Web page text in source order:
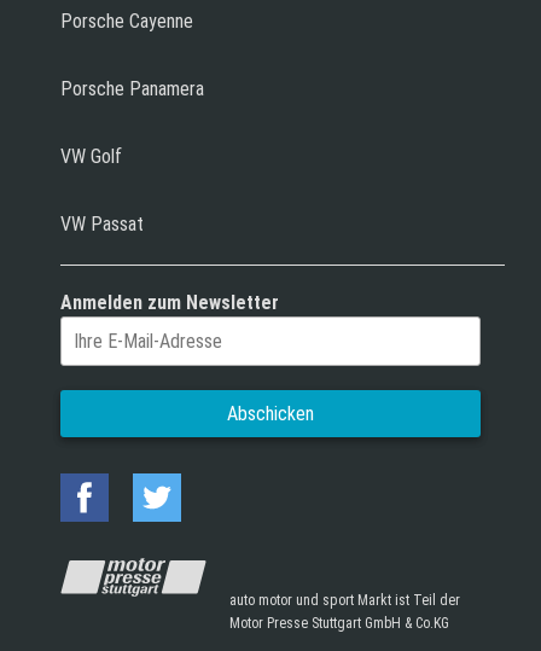
Porsche Cayenne
Porsche Panamera
VW Golf
VW Passat
Anmelden zum Newsletter
auto motor und sport Markt ist Teil der
Motor Presse Stuttgart GmbH & Co.KG